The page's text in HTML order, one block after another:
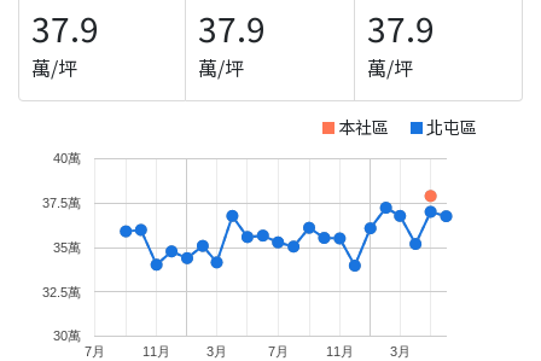
37.9
萬/坪
37.9
萬/坪
37.9
萬/坪
本社區 北屯區
7月 11月 3月 7月 11月 3月
30萬
32.5萬
35萬
37.5萬
40萬